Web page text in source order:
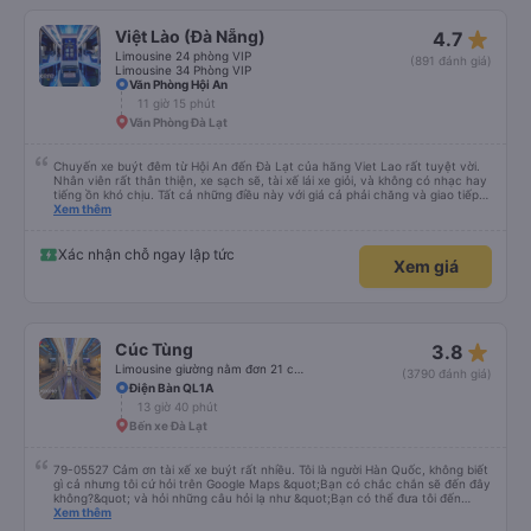
Việt Lào (Đà Nẵng)
Limousine 24 phòng VIP
Limousine 34 Phòng VIP
4.7 star_rate
(891 đánh giá)
Văn Phòng Hội An
11 giờ 15 phút
Văn Phòng Đà Lạt
Chuyến xe buýt đêm từ Hội An đến Đà Lạt của hãng Viet Lao rất tuyệt vời.
Nhân viên rất thân thiện, xe sạch sẽ, tài xế lái xe giỏi, và không có nhạc hay
tiếng ồn khó chịu. Tất cả những điều này với giá cả phải chăng và giao tiếp
bằng tiếng Anh rất suôn sẻ, vì vậy tôi rất khuyên bạn nên chọn hãng này.
không được ăn trên xe, nhưng có nhà hàng và quán ăn nhẹ ở một số điểm
dừng. Bạn phải cởi giày và đi chân trần. Tại các điểm dừng, dép nhựa được
cung cấp khi bạn xuống xe; bạn phải trả lại chúng vào thùng trước khi lên xe
chỗ ngồi hơn (có khoảng 35 chỗ, và tôi không thừa cân, nhưng vẫn hơi
chật). Tôi khuyên bạn nên chọn chỗ ngồi phía dưới và giữa.
Xem thêm
Xác nhận chỗ ngay lập tức
Xem giá
Cúc Tùng 3.8 star_rate
(3790 đánh giá)
Điện Bàn QL1A
13 giờ 40 phút
Bến xe Đà Lạt
79-05527 Cảm ơn tài xế xe buýt rất nhiều. Tôi là người Hàn Quốc, không biết
gì cả nhưng tôi cứ hỏi trên Google Maps &quot;Bạn có chắc chắn sẽ đến đây
không?&quot; và hỏi những câu hỏi lạ như &quot;Bạn có thể đưa tôi đến
khách sạn của chúng tôi không?&quot; Nhưng tài xế đã quan tâm. của mọi
Xem thêm